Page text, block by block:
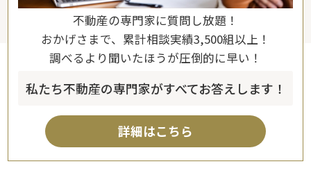
不動産の専門家に質問し放題！
おかげさまで、累計相談実績3,500組以上！
調べるより聞いたほうが圧倒的に早い！
私たち不動産の専門家がすべてお答えします！
詳細はこちら